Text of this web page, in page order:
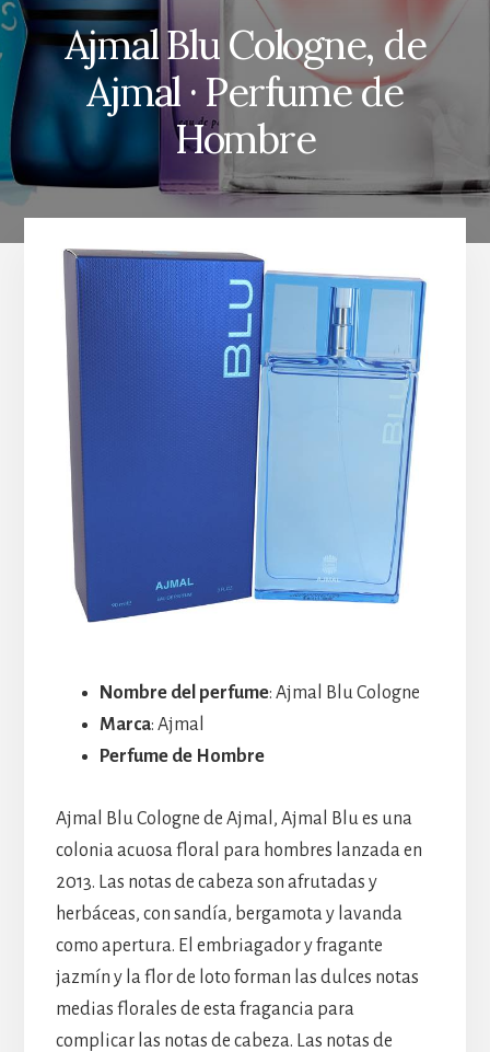
Ajmal Blu Cologne, de
Ajmal · Perfume de
Hombre
Nombre del perfume: Ajmal Blu Cologne
Marca: Ajmal
Perfume de Hombre
Ajmal Blu Cologne de Ajmal, Ajmal Blu es una
colonia acuosa floral para hombres lanzada en
2013. Las notas de cabeza son afrutadas y
herbáceas, con sandía, bergamota y lavanda
como apertura. El embriagador y fragante
jazmín y la flor de loto forman las dulces notas
medias florales de esta fragancia para
complicar las notas de cabeza. Las notas de